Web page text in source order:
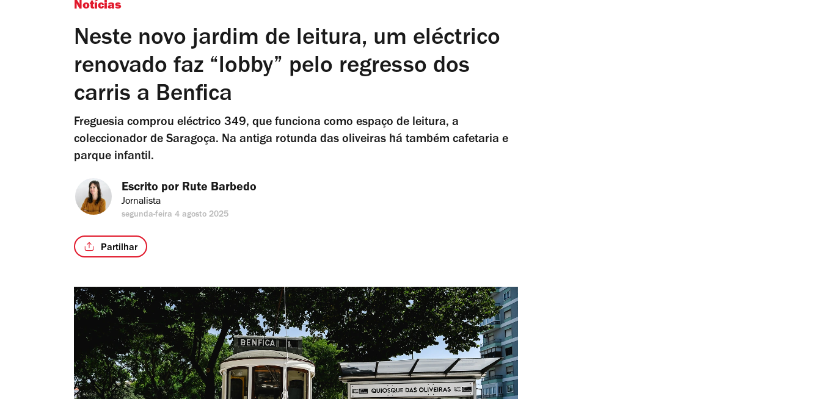
Notícias
Neste novo jardim de leitura, um eléctrico
renovado faz “lobby” pelo regresso dos
carris a Benfica
Freguesia comprou eléctrico 349, que funciona como espaço de leitura, a
coleccionador de Saragoça. Na antiga rotunda das oliveiras há também cafetaria e
parque infantil.
Escrito por Rute Barbedo
Jornalista
segunda-feira 4 agosto 2025
Partilhar